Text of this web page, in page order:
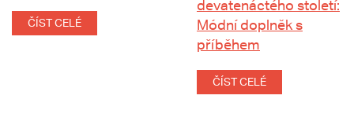
ČÍST CELÉ
devatenáctého století:
Módní doplněk s
příběhem
ČÍST CELÉ